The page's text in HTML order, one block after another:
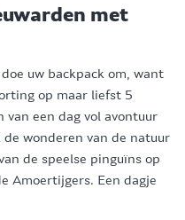
met
uw backpack om, want
op maar liefst 5
van een dag vol avontuur
wonderen van de natuur
de speelse pinguïns op
Amoertijgers. Een dagje